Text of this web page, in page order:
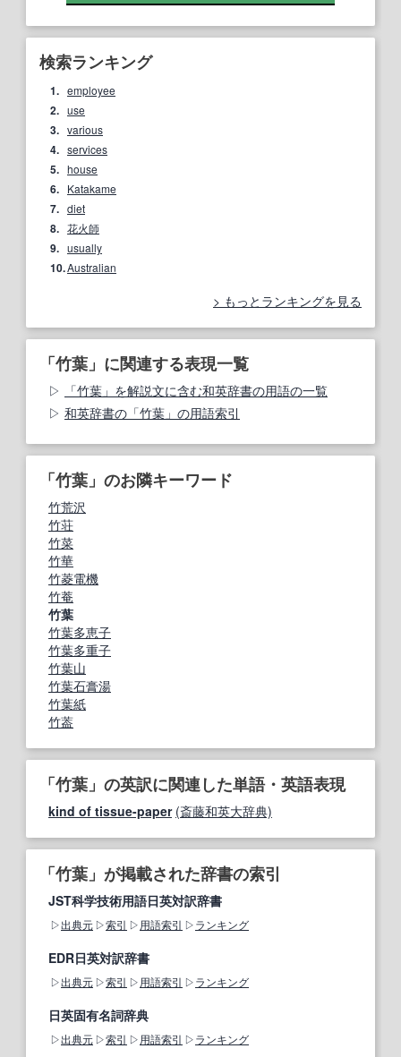
検索ランキング
1. employee
2. use
3. various
4. services
5. house
6. Katakame
7. diet
8. 花火師
9. usually
10.Australian
もっとランキングを見る
「竹葉」に関連する表現一覧
「竹葉」を解説文に含む和英辞書の用語の一覧
和英辞書の「竹葉」の用語索引
「竹葉」のお隣キーワード
竹荒沢
竹荘
竹菜
竹華
竹菱電機
竹菴
竹葉
竹葉多恵子
竹葉多重子
竹葉山
竹葉石膏湯
竹葉紙
竹葢
「竹葉」の英訳に関連した単語・英語表現
kind of tissue-paper (斎藤和英大辞典)
「竹葉」が掲載された辞書の索引
JST科学技術用語日英対訳辞書
出典元 索引 用語索引 ランキング
EDR日英対訳辞書
出典元 索引 用語索引 ランキング
日英固有名詞辞典
出典元 索引 用語索引 ランキング